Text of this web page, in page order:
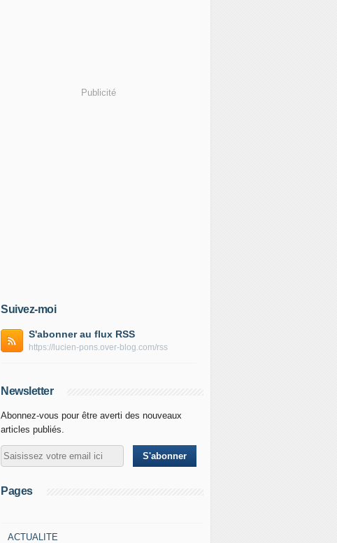
Publicité
Suivez-moi
S'abonner au flux RSS
https://lucien-pons.over-blog.com/rss
Newsletter
Abonnez-vous pour être averti des nouveaux
articles publiés.
Pages
ACTUALITE